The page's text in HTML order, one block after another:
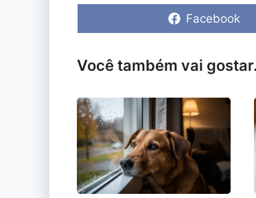
Share
Facebook
Você também vai